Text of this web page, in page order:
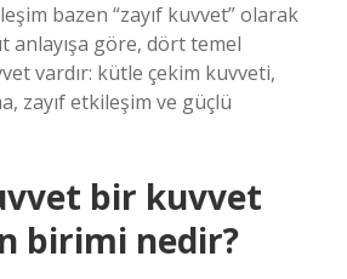
bazen “zayıf kuvvet” olarak
anlayışa göre, dört temel
vardır: kütle çekim kuvveti,
zayıf etkileşim ve güçlü
bir kuvvet
birimi nedir?